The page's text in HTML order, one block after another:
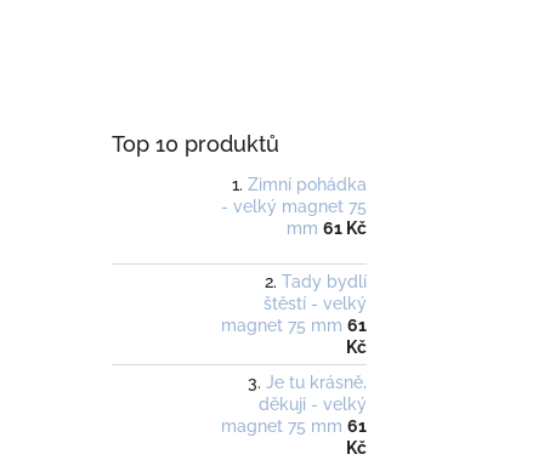
Top 10 produktů
Zimní pohádka
- velký magnet 75
mm 61 Kč
Tady bydlí
štěstí - velký
magnet 75 mm 61
Kč
Je tu krásně,
děkuji - velký
magnet 75 mm 61
Kč